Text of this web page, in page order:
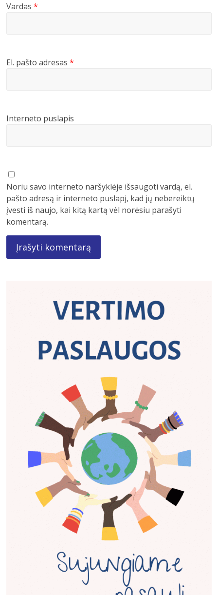
Vardas*
El. pašto adresas*
Interneto puslapis
Noriu savo interneto naršyklėje išsaugoti vardą, el.
pašto adresą ir interneto puslapį, kad jų nebereiktų
įvesti iš naujo, kai kitą kartą vėl norėsiu parašyti
komentarą.